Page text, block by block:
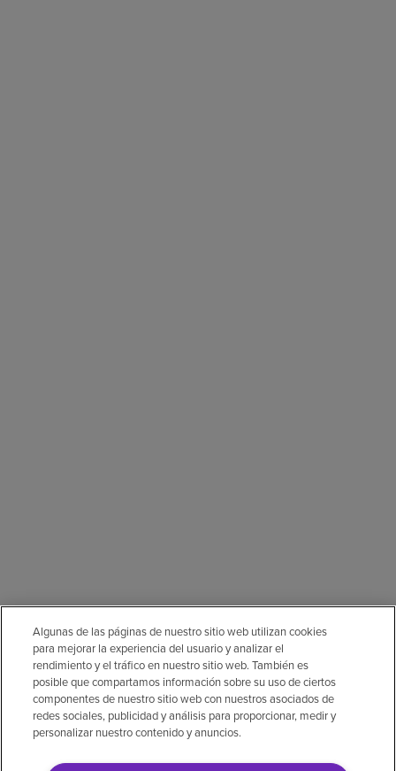
Algunas de las páginas de nuestro sitio web utilizan cookies
para mejorar la experiencia del usuario y analizar el
rendimiento y el tráfico en nuestro sitio web. También es
posible que compartamos información sobre su uso de ciertos
componentes de nuestro sitio web con nuestros asociados de
redes sociales, publicidad y análisis para proporcionar, medir y
personalizar nuestro contenido y anuncios.